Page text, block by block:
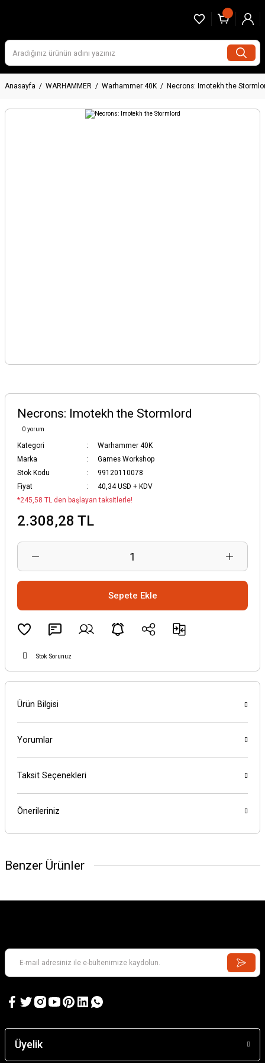
Anasayfa WARHAMMER Warhammer 40K Necrons: Imotekh the
Necrons: Imotekh the Stormlord
0 yorum
Kategori
Warhammer 40K
Marka
Games Workshop
Stok Kodu
99120110078
Fiyat
40,34 USD + KDV
*245,58 TL den başlayan taksitlerle!
2.308,28 TL
Sepete Ekle
Stok Sorunuz
Ürün Bilgisi
Yorumlar
Taksit Seçenekleri
Önerileriniz
Benzer Ürünler
Kill Team: Terror on Devlan
Üyelik